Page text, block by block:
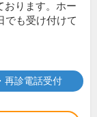
おります。ホー
でも受け付けて
再診電話受付